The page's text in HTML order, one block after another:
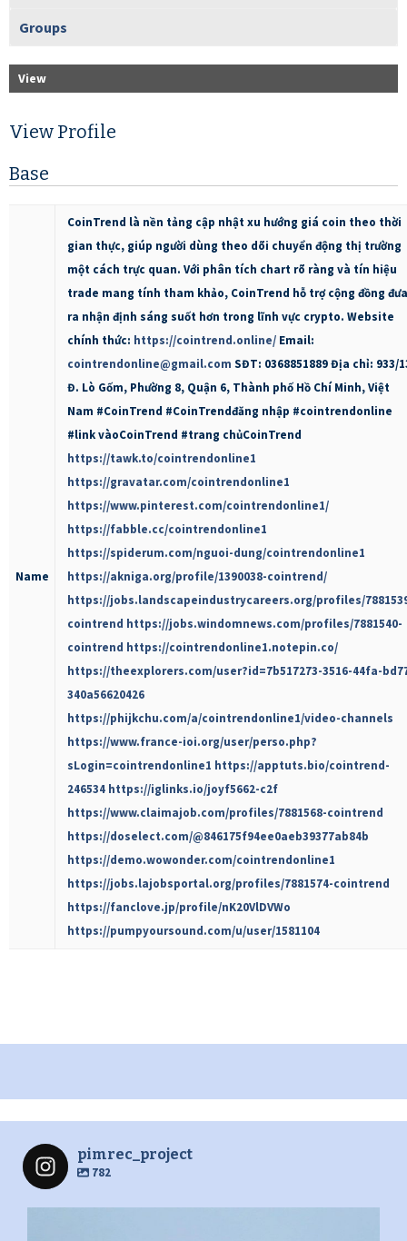
Groups
View
View Profile
Base
Name
CoinTrend là nền tảng cập nhật xu hướng giá coin theo thời
gian thực, giúp người dùng theo dõi chuyển động thị trường
một cách trực quan. Với phân tích chart rõ ràng và tín hiệu
trade mang tính tham khảo, CoinTrend hỗ trợ cộng đồng đưa
ra nhận định sáng suốt hơn trong lĩnh vực crypto. Website
chính thức: https://cointrend.online/ Email:
cointrendonline@gmail.com SĐT: 0368851889 Địa chỉ: 933/
Đ. Lò Gốm, Phường 8, Quận 6, Thành phố Hồ Chí Minh, Việt
Nam #CoinTrend #CoinTrendđăng nhập #cointrendonline
#link vàoCoinTrend #trang chủCoinTrend
https://tawk.to/cointrendonline1
https://gravatar.com/cointrendonline1
https://www.pinterest.com/cointrendonline1/
https://fabble.cc/cointrendonline1
https://spiderum.com/nguoi-dung/cointrendonline1
https://akniga.org/profile/1390038-cointrend/
https://jobs.landscapeindustrycareers.org/profiles/
cointrend https://jobs.windomnews.com/profiles/7881540-
cointrend https://cointrendonline1.notepin.co/
https://theexplorers.com/user?id=7b517273-3516-44fa-
340a56620426
https://phijkchu.com/a/cointrendonline1/video-channels
https://www.france-ioi.org/user/perso.php?
sLogin=cointrendonline1 https://apptuts.bio/cointrend-
246534 https://iglinks.io/joyf5662-c2f
https://www.claimajob.com/profiles/7881568-cointrend
https://doselect.com/@846175f94ee0aeb39377ab84b
https://demo.wowonder.com/cointrendonline1
https://jobs.lajobsportal.org/profiles/7881574-cointrend
https://fanclove.jp/profile/nK20VlDVWo
https://pumpyoursound.com/u/user/1581104
pimrec_project
782